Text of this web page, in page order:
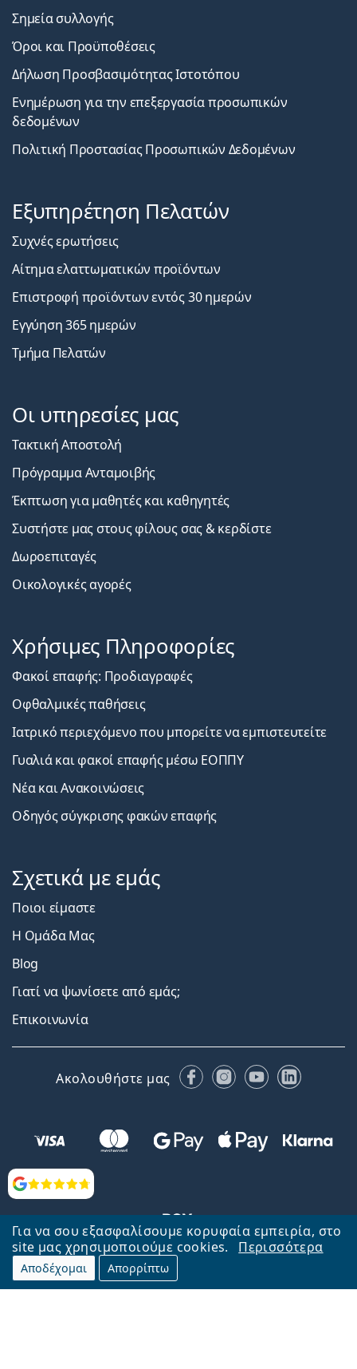
Για να σου εξασφαλίσουμε κορυφαία εμπειρία, στο
site μας χρησιμοποιούμε cookies.
Περισσότερα
Αποδέχομαι Απορρίπτω
Αξιολογήσεις
Σημεία συλλογής
Όροι και Προϋποθέσεις
Δήλωση Προσβασιμότητας Ιστοτόπου
Ενημέρωση για την επεξεργασία προσωπικών
δεδομένων
Πολιτική Προστασίας Προσωπικών Δεδομένων
Εξυπηρέτηση Πελατών
Συχνές ερωτήσεις
Αίτημα ελαττωματικών προϊόντων
Επιστροφή προϊόντων εντός 30 ημερών
Εγγύηση 365 ημερών
Τμήμα Πελατών
Οι υπηρεσίες μας
Τακτική Αποστολή
Πρόγραμμα Ανταμοιβής
Έκπτωση για μαθητές και καθηγητές
Συστήστε μας στους φίλους σας & κερδίστε
Δωροεπιταγές
Οικολογικές αγορές
Χρήσιμες Πληροφορίες
Φακοί επαφής: Προδιαγραφές
Οφθαλμικές παθήσεις
Ιατρικό περιεχόμενο που μπορείτε να εμπιστευτείτε
Γυαλιά και φακοί επαφής μέσω ΕΟΠΠΥ
Νέα και Ανακοινώσεις
Οδηγός σύγκρισης φακών επαφής
Σχετικά με εμάς
Ποιοι είμαστε
Η Ομάδα Μας
Blog
Γιατί να ψωνίσετε από εμάς;
Επικοινωνία
Ακολουθήστε μας FacebookInstagram
YouTubeLinkedIn
Επιστροφή στην αρχική σελίδα